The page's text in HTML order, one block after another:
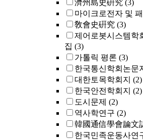
濟州島史硏究 (3)
마이크로전자 및
敎會史硏究 (3)
제어로봇시스템학
집 (3)
가톨릭 평론 (3)
한국통신학회논문
대한토목학회지 (2)
한국안전학회지 (2)
도시문제 (2)
역사학연구 (2)
韓國通信學會論文
한국민족운동사연